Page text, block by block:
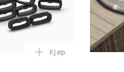
i handlekurventil iPhone/iPad i
omformer 1080p iLegg Løkke for 22
Kjøp